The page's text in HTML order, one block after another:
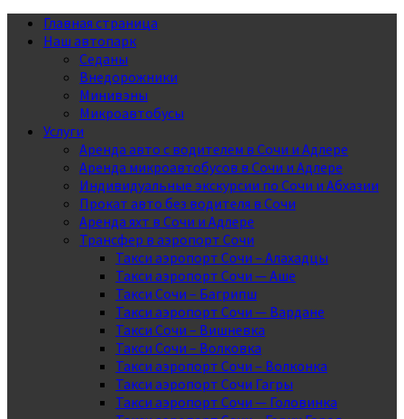
Главная страница
Наш автопарк
Седаны
Внедорожники
Минивэны
Микроавтобусы
Услуги
Аренда авто с водителем в Сочи и Адлере
Аренда микроавтобусов в Сочи и Адлере
Индивидуальные экскурсии по Сочи и Абхазии
Прокат авто без водителя в Сочи
Аренда яхт в Сочи и Адлере
Трансфер в аэропорт Сочи
Такси аэропорт Сочи – Алахадцы
Такси аэропорт Сочи — Аше
Такси Сочи – Багрипш
Такси аэропорт Сочи — Вардане
Такси Сочи – Вишневка
Такси Сочи – Волковка
Такси аэропорт Сочи – Волконка
Такси аэропорт Сочи Гагры
Такси аэропорт Сочи — Головинка